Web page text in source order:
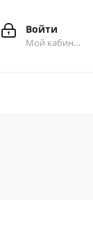
Войти
Мой кабинет